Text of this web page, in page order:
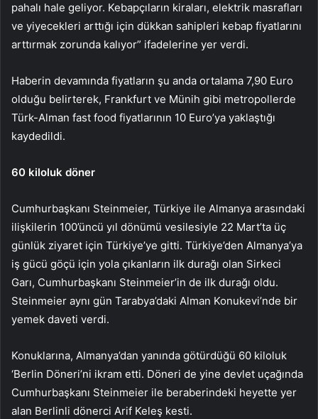
pahalı hale geliyor. Kebapçıların kiraları, elektrik masrafları
ve yiyecekleri arttığı için dükkan sahipleri kebap fiyatlarını
arttırmak zorunda kalıyor” ifadelerine yer verdi.
Haberin devamında fiyatların şu anda ortalama 7,90 Euro
olduğu belirterek, Frankfurt ve Münih gibi metropollerde
Türk-Alman fast food fiyatlarının 10 Euro’ya yaklaştığı
kaydedildi.
60 kiloluk döner
Cumhurbaşkanı Steinmeier, Türkiye ile Almanya arasındaki
ilişkilerin 100’üncü yıl dönümü vesilesiyle 22 Mart’ta üç
günlük ziyaret için Türkiye’ye gitti. Türkiye’den Almanya’ya
iş gücü göçü için yola çıkanların ilk durağı olan Sirkeci
Garı, Cumhurbaşkanı Steinmeier’in de ilk durağı oldu.
Steinmeier aynı gün Tarabya’daki Alman Konukevi’nde bir
yemek daveti verdi.
Konuklarına, Almanya’dan yanında götürdüğü 60 kiloluk
‘Berlin Döneri’ni ikram etti. Döneri de yine devlet uçağında
Cumhurbaşkanı Steinmeier ile beraberindeki heyette yer
alan Berlinli dönerci Arif Keleş kesti.